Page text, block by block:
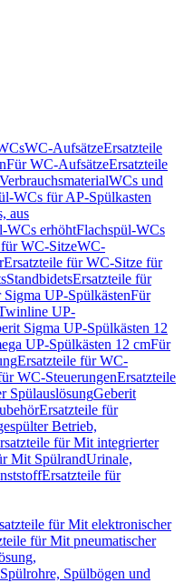
WC-AufsätzeErsatzteile
Für WC-AufsätzeErsatzteile
VerbrauchsmaterialWCs und
WCs für AP-Spülkasten
aus
WCs erhöhtFlachspül-WCs
WC-SitzeWC-
Ersatzteile für WC-Sitze für
StandbidetsErsatzteile für
UP-SpülkästenFür
UP-
Sigma UP-Spülkästen 12
UP-Spülkästen 12 cmFür
Ersatzteile für WC-
WC-SteuerungenErsatzteile
SpülauslösungGeberit
Ersatzteile für
Betrieb,
für Mit integrierter
Mit SpülrandUrinale,
Ersatzteile für
für Mit elektronischer
für Mit pneumatischer
Spülrohre, Spülbögen und